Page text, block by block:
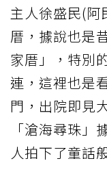
主人徐盛民(
厝，據說也是
家厝」，特別
連，這裡也是
門，出院即見
「滄海尋珠
人拍下了童話